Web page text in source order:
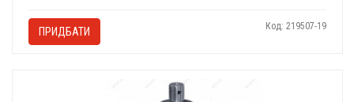
ПРИДБАТИ Код: 219507-19